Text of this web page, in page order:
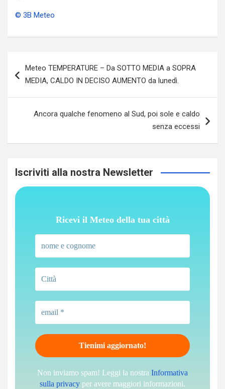
© 3B Meteo
articoli
Meteo TEMPERATURE – Da SOTTO MEDIA a SOPRA
MEDIA, CALDO IN DECISO AUMENTO da lunedì.
Ancora qualche fenomeno al Sud, poi sole e caldo
senza eccessi
Iscriviti alla nostra Newsletter
Ricevi il Meteo della tua città
Non inviamo spam! Leggi la nostra Informativa
sulla privacy per avere maggiori informazioni.